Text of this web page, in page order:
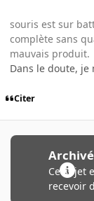
souris est sur
complète sans
mauvais produit.
Dans le doute, je
Citer
Archivé
Ce sujet
recevoir